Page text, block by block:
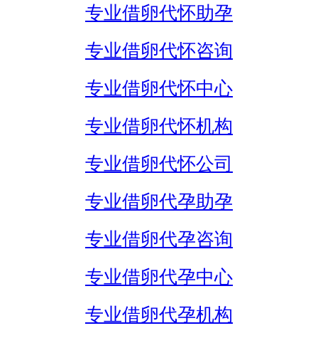
专业借卵代怀助孕
专业借卵代怀咨询
专业借卵代怀中心
专业借卵代怀机构
专业借卵代怀公司
专业借卵代孕助孕
专业借卵代孕咨询
专业借卵代孕中心
专业借卵代孕机构